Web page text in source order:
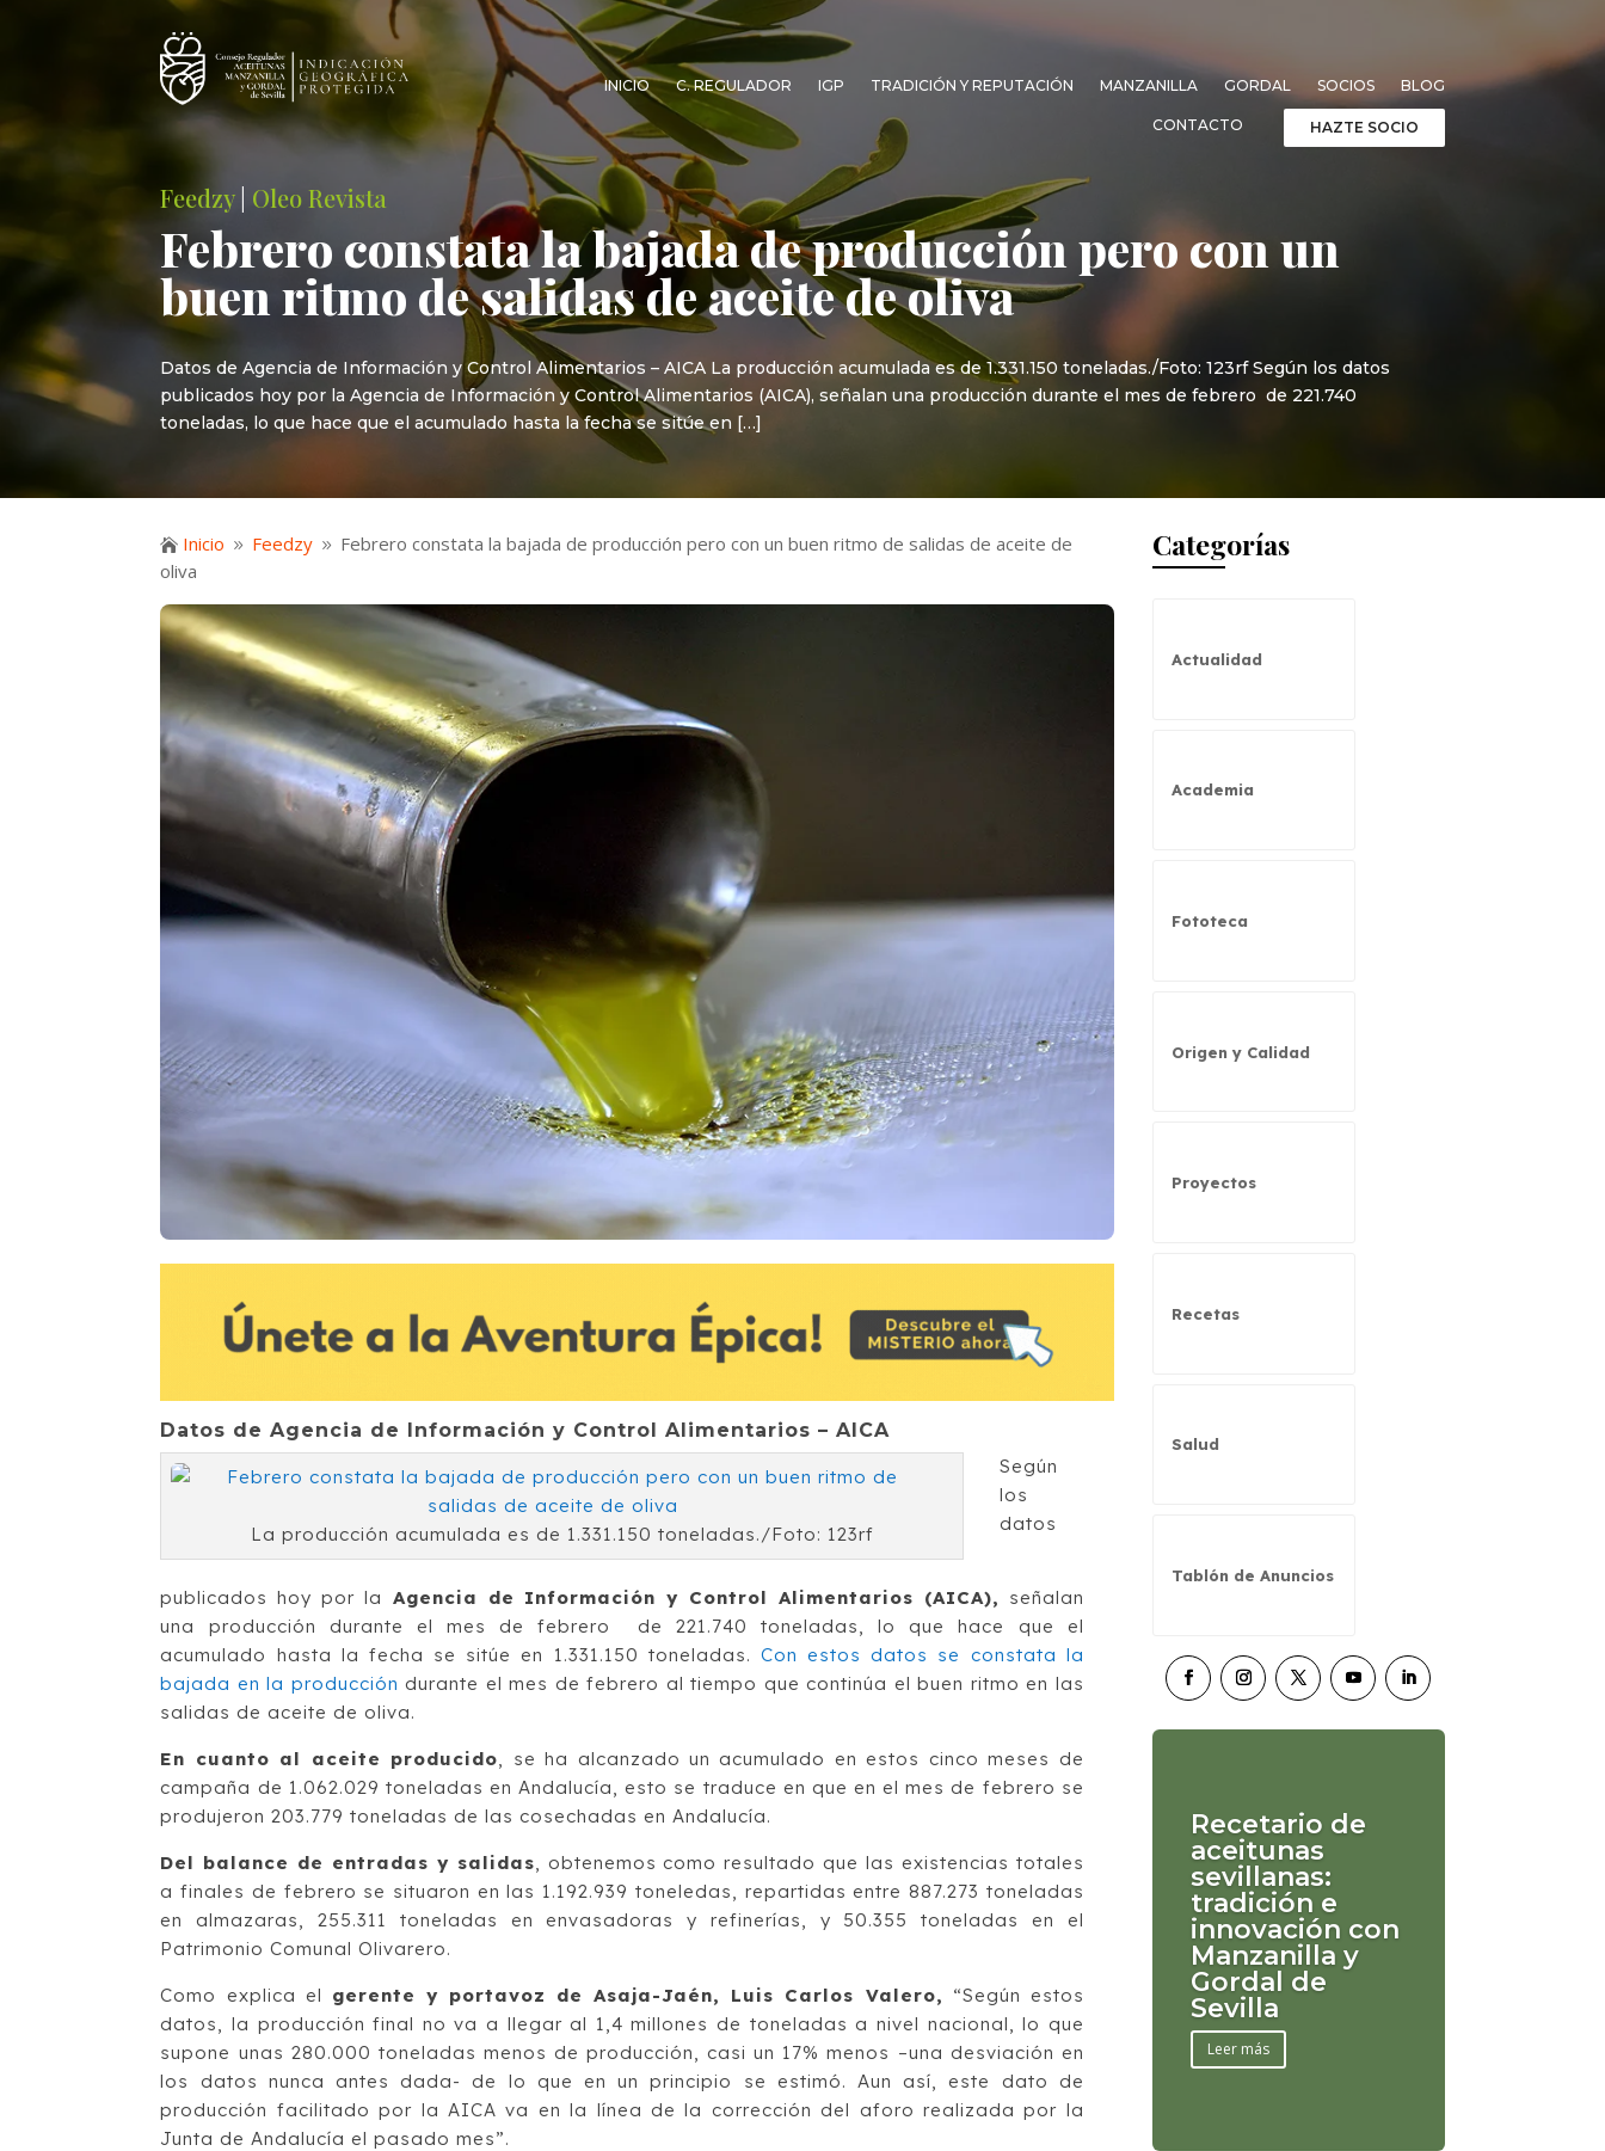
INICIO C. REGULADOR IGP TRADICIÓN Y REPUTACIÓN MANZANILLA GORDAL SOCIOS BLOG
CONTACTO HAZTE SOCIO
Feedzy| Oleo Revista
Febrero constata la bajada de producción pero con un
buen ritmo de salidas de aceite de oliva
Datos de Agencia de Información y Control Alimentarios – AICA La producción acumulada es de 1.331.150 toneladas./Foto: 123rf Según los datos
publicados hoy por la Agencia de Información y Control Alimentarios (AICA), señalan una producción durante el mes de febrero de 221.740
toneladas, lo que hace que el acumulado hasta la fecha se sitúe en […]
 Inicio 9 Feedzy 9 Febrero constata la bajada de producción pero con un buen ritmo de salidas de aceite de
oliva
Datos de Agencia de Información y Control Alimentarios – AICA
La producción acumulada es de 1.331.150 toneladas./Foto: 123rf
Según
los
datos
publicados hoy por la Agencia de Información y Control Alimentarios (AICA), señalan
una producción durante el mes de febrero de 221.740 toneladas, lo que hace que el
acumulado hasta la fecha se sitúe en 1.331.150 toneladas. Con estos datos se constata la
bajada en la producción durante el mes de febrero al tiempo que continúa el buen ritmo en las
salidas de aceite de oliva.
En cuanto al aceite producido , se ha alcanzado un acumulado en estos cinco meses de
campaña de 1.062.029 toneladas en Andalucía, esto se traduce en que en el mes de febrero se
produjeron 203.779 toneladas de las cosechadas en Andalucía.
Del balance de entradas y salidas , obtenemos como resultado que las existencias totales
a finales de febrero se situaron en las 1.192.939 toneledas, repartidas entre 887.273 toneladas
en almazaras, 255.311 toneladas en envasadoras y refinerías, y 50.355 toneladas en el
Patrimonio Comunal Olivarero.
Como explica el gerente y portavoz de Asaja-Jaén, Luis Carlos Valero, “Según estos
datos, la producción final no va a llegar al 1,4 millones de toneladas a nivel nacional, lo que
supone unas 280.000 toneladas menos de producción, casi un 17% menos –una desviación en
los datos nunca antes dada- de lo que en un principio se estimó. Aun así, este dato de
producción facilitado por la AICA va en la línea de la corrección del aforo realizada por la
Junta de Andalucía el pasado mes”.
Categorías
Actualidad
Academia
Fototeca
Origen y Calidad
Proyectos
Recetas
Salud
Tablón de Anuncios
Recetario de
aceitunas
sevillanas:
tradición e
innovación con
Manzanilla y
Gordal de
Sevilla
Leer más